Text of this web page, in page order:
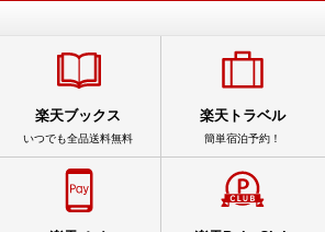
楽天ブックス
いつでも全品送料無料
楽天トラベル
簡単宿泊予約！